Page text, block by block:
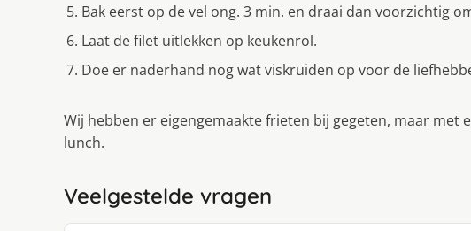
Bak eerst op de vel ong. 3 min. en draai dan voorzichtig
Laat de filet uitlekken op keukenrol.
Doe er naderhand nog wat viskruiden op voor de
Wij hebben er eigengemaakte frieten bij gegeten, maar met
lunch.
Veelgestelde vragen